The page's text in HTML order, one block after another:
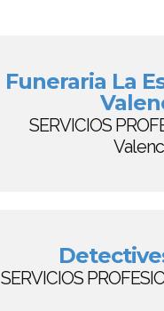
Funeraria La
SERVICIOS
SERVICIOS